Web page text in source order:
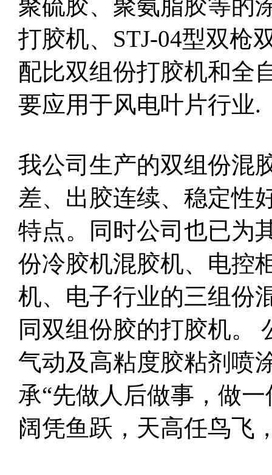
聚硫胶、聚氨脂胶等的
打胶机、STJ-04型双枪
配比双组份打胶机和全
要应用于风电叶片行业.
我公司生产的双组份混
差、出胶连续、稳定性
特点。同时公司也已为
份冷胶机混胶机、电控
机、电子行业的三组份
同双组份胶的打胶机。
气动及高粘度胶粘剂喷
承“先做人后做事，做
阔凭鱼跃，天高任鸟飞